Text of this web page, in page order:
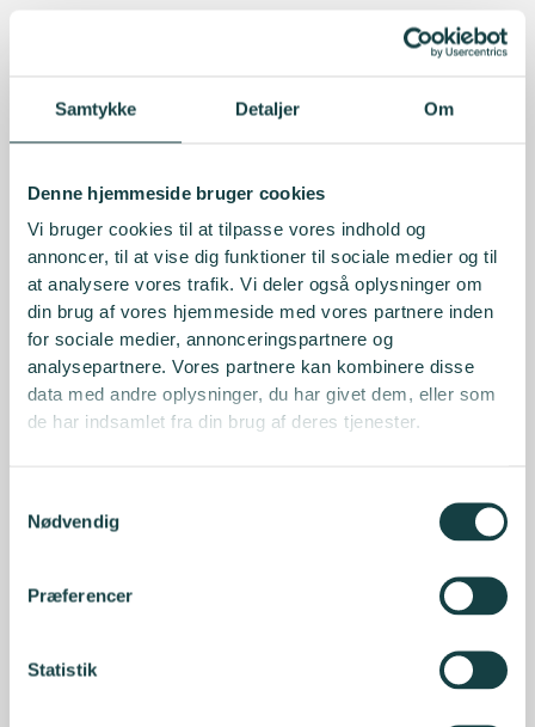
Samtykke Detaljer Om
Denne hjemmeside bruger cookies
Vi bruger cookies til at tilpasse vores indhold og
annoncer, til at vise dig funktioner til sociale medier og til
at analysere vores trafik. Vi deler også oplysninger om
din brug af vores hjemmeside med vores partnere inden
for sociale medier, annonceringspartnere og
analysepartnere. Vores partnere kan kombinere disse
data med andre oplysninger, du har givet dem, eller som
de har indsamlet fra din brug af deres tjenester.
Nødvendig
Præferencer
Statistik